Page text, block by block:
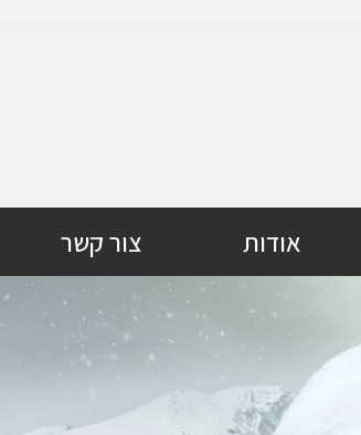
אודות צור קשר